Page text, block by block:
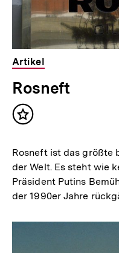
Artikel
Rosneft
Inhalt
Rosneft ist das größte
der Welt. Es steht wie
Präsident Putins
der 1990er Jahre